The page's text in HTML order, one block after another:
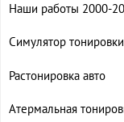
Наши работы 2000-
Симулятор
Растонировка авто
Атермальная